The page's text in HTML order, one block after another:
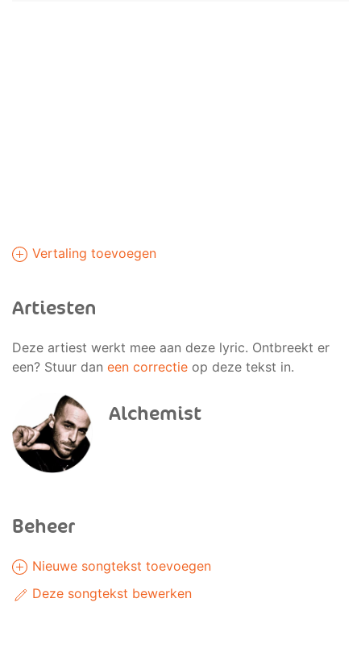
Vertaling toevoegen
Artiesten
Deze artiest werkt mee aan deze lyric. Ontbreekt er
een? Stuur dan een correctie op deze tekst in.
Alchemist
Beheer
Nieuwe songtekst toevoegen
Deze songtekst bewerken